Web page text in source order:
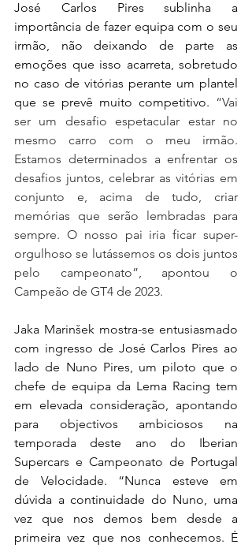
José Carlos Pires sublinha a
importância de fazer equipa com o seu
irmão, não deixando de parte as
emoções que isso acarreta, sobretudo
no caso de vitórias perante um plantel
que se prevê muito competitivo. “Vai
ser um desafio espetacular estar no
mesmo carro com o meu irmão.
Estamos determinados a enfrentar os
desafios juntos, celebrar as vitórias em
conjunto e, acima de tudo, criar
memórias que serão lembradas para
sempre. O nosso pai iria ficar super-
orgulhoso se lutássemos os dois juntos
pelo campeonato”, apontou o
Campeão de GT4 de 2023.
Jaka Marinšek mostra-se entusiasmado
com ingresso de José Carlos Pires ao
lado de Nuno Pires, um piloto que o
chefe de equipa da Lema Racing tem
em elevada consideração, apontando
para objectivos ambiciosos na
temporada deste ano do Iberian
Supercars e Campeonato de Portugal
de Velocidade. “Nunca esteve em
dúvida a continuidade do Nuno, uma
vez que nos demos bem desde a
primeira vez que nos conhecemos. É